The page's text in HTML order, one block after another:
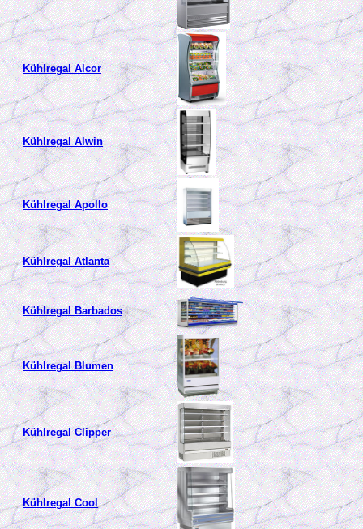
Kühlregal Alcor
Kühlregal Alwin
Kühlregal Apollo
Kühlregal Atlanta
Kühlregal Barbados
Kühlregal Blumen
Kühlregal Clipper
Kühlregal Cool